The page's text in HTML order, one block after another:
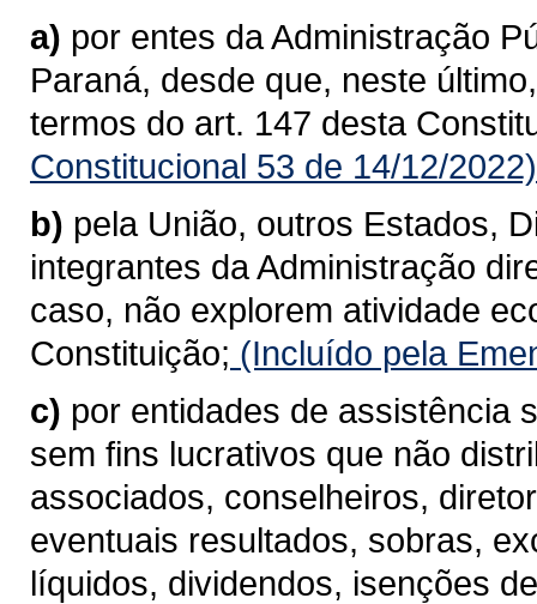
a) por entes da Administração
Paraná, desde que, neste
termos do art. 147 desta
Constitucional 53 de 14/12/2022)
b) pela União, outros Estados,
integrantes da Administração
caso, não explorem atividade
Constituição; (Incluído pela
c) por entidades de assistência
sem fins lucrativos que não
associados, conselheiros,
eventuais resultados, sobras,
líquidos, dividendos, isenções